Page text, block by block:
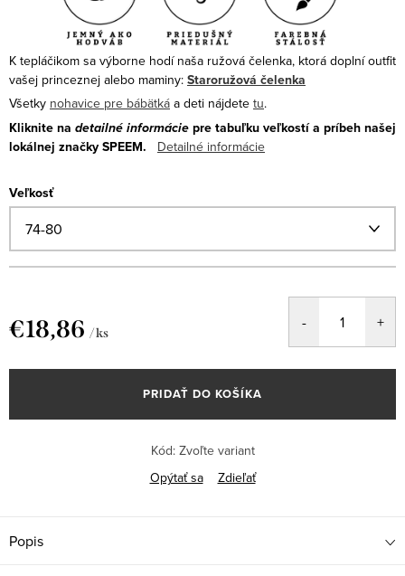
K tepláčikom sa výborne hodí naša ružová čelenka, ktorá doplní outfit
vašej princeznej alebo maminy: Staroružová čelenka
Všetky nohavice pre bábätká a deti nájdete tu.
Kliknite na detailné informáciepre tabuľku veľkostí a príbeh našej
lokálnej značky SPEEM.
Detailné informácie
Veľkosť
€18,86 / ks
cena:
PRIDAŤ DO KOŠÍKA
Kód: Zvoľte variant
Opýtať sa
Zdieľať
Popis